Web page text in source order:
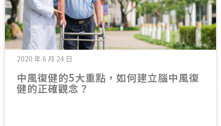
2020 年 6 月 24 日
中風復健的5大重點，如何建立腦中風復
健的正確觀念？